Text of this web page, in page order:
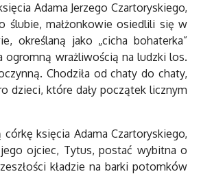
Adama Jerzego Czartoryskiego,
ślubie, małżonkowie osiedlili się w
określaną jako „cicha bohaterka”
ogromną wrażliwością na ludzki los.
Chodziła od chaty do chaty,
dzieci, które dały początek licznym
córkę księcia Adama Czartoryskiego,
ojciec, Tytus, postać wybitna o
kładzie na barki potomków